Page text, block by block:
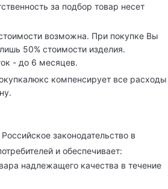
за подбор товар несет
возможна. При покупке Вы
50% стоимости изделия.
- до 6 месяцев.
компенсирует все расходы
законодательство в
и обеспечивает:
надлежащего качества в течение